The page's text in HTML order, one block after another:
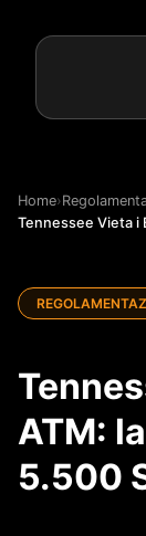
Home›
Tennessee Vieta i
ATM:
5.500